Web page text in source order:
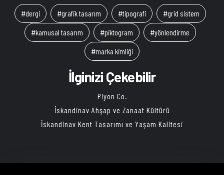
#dergi #grafik tasarım #tipografi
#grid sistem
#kamusal tasarım
#piktogram
#yönlendirme
#marka kimliği
İlginizi Çekebilir
Piyon Co.
İskandinav Ahşap ve Zanaat Kültürü
İskandinav Kent Tasarımı ve Yaşam Kalitesi